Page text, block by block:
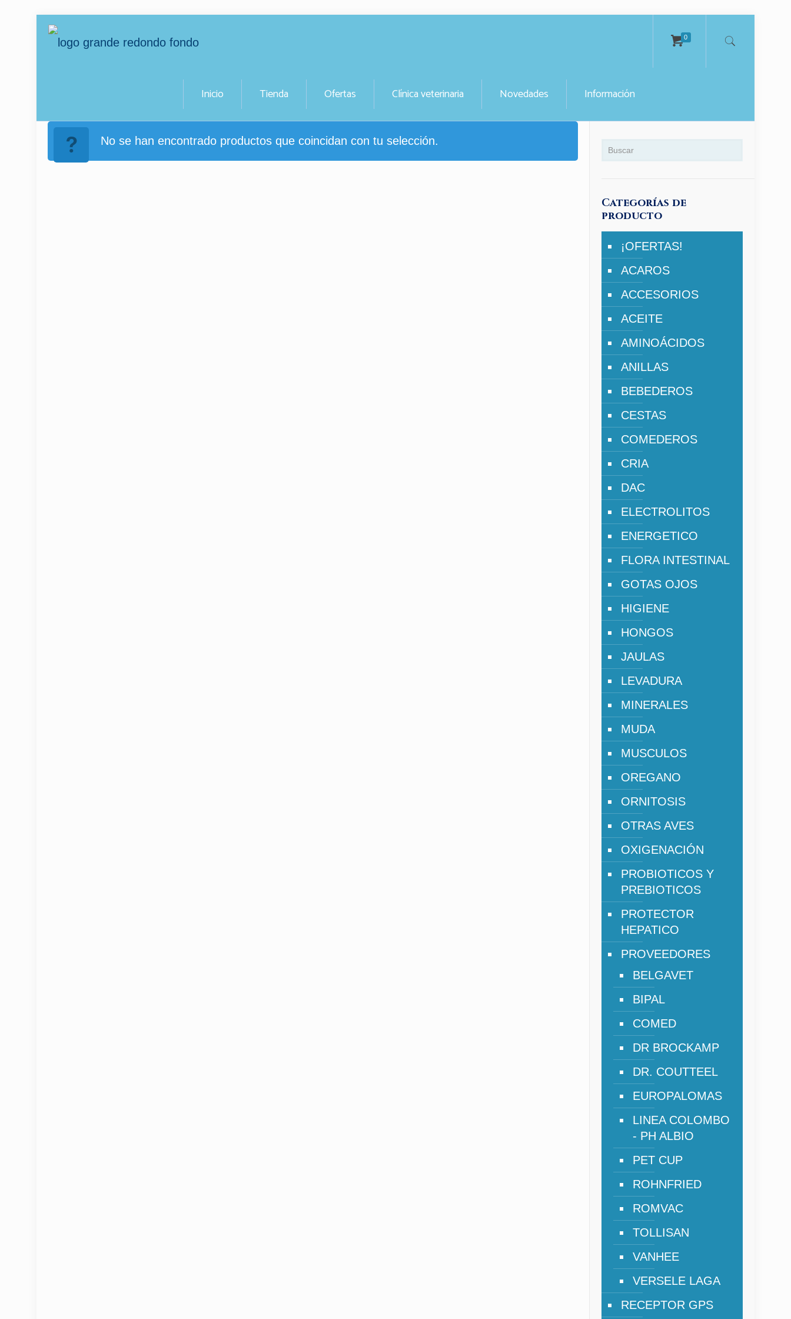
Inicio Tienda Ofertas Clínica veterinaria Novedades Información
0
No se han encontrado productos que coincidan con tu selección.
Categorías de
producto
¡OFERTAS!
ACAROS
ACCESORIOS
ACEITE
AMINOÁCIDOS
ANILLAS
BEBEDEROS
CESTAS
COMEDEROS
CRIA
DAC
ELECTROLITOS
ENERGETICO
FLORA INTESTINAL
GOTAS OJOS
HIGIENE
HONGOS
JAULAS
LEVADURA
MINERALES
MUDA
MUSCULOS
OREGANO
ORNITOSIS
OTRAS AVES
OXIGENACIÓN
PROBIOTICOS Y
PREBIOTICOS
PROTECTOR
HEPATICO
PROVEEDORES
BELGAVET
BIPAL
COMED
DR BROCKAMP
DR. COUTTEEL
EUROPALOMAS
LINEA COLOMBO
- PH ALBIO
PET CUP
ROHNFRIED
ROMVAC
TOLLISAN
VANHEE
VERSELE LAGA
RECEPTOR GPS